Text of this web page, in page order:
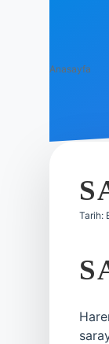
Anasayfa
Tarih: